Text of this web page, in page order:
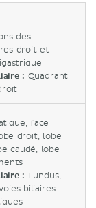
des
droit et
: Quadrant
face
droit, lobe
caudé, lobe
: Fundus,
biliaires